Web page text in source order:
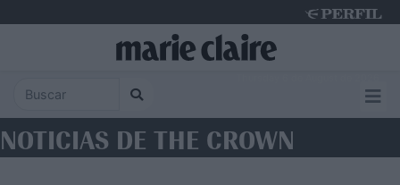
NOTICIAS DE THE CROWN